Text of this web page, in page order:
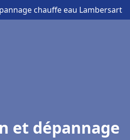
chauffe eau Lambersart
et dépannage